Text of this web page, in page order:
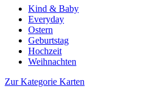
Kind & Baby
Everyday
Ostern
Geburtstag
Hochzeit
Weihnachten
Zur Kategorie Karten